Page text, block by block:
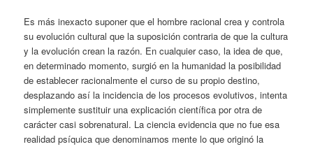
Es más inexacto suponer que el hombre racional crea y controla
su evolución cultural que la suposición contraria de que la cultura
y la evolución crean la razón. En cualquier caso, la idea de que,
en determinado momento, surgió en la humanidad la posibilidad
de establecer racionalmente el curso de su propio destino,
desplazando así la incidencia de los procesos evolutivos, intenta
simplemente sustituir una explicación científica por otra de
carácter casi sobrenatural. La ciencia evidencia que no fue esa
realidad psíquica que denominamos mente lo que originó la